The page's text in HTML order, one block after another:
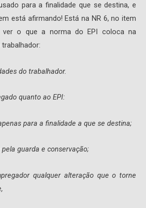
para a finalidade que se destina, e
está afirmando! Está na NR 6, no item
ver o que a norma do EPI coloca na
do trabalhador.
quanto ao EPI:
para a finalidade a que se destina;
guarda e conservação;
qualquer alteração que o torne